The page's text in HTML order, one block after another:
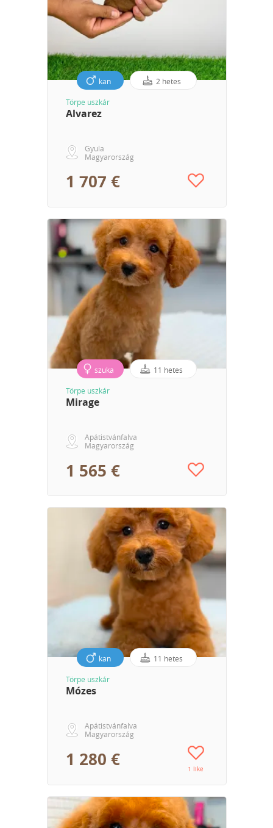
kan 2 hetes
Törpe uszkár
Alvarez
Gyula
Magyarország
1 707 €
szuka 11 hetes
Törpe uszkár
Mirage
Apátistvánfalva
Magyarország
1 565 €
kan 11 hetes
Törpe uszkár
Mózes
Apátistvánfalva
Magyarország
1 280 € 1 like